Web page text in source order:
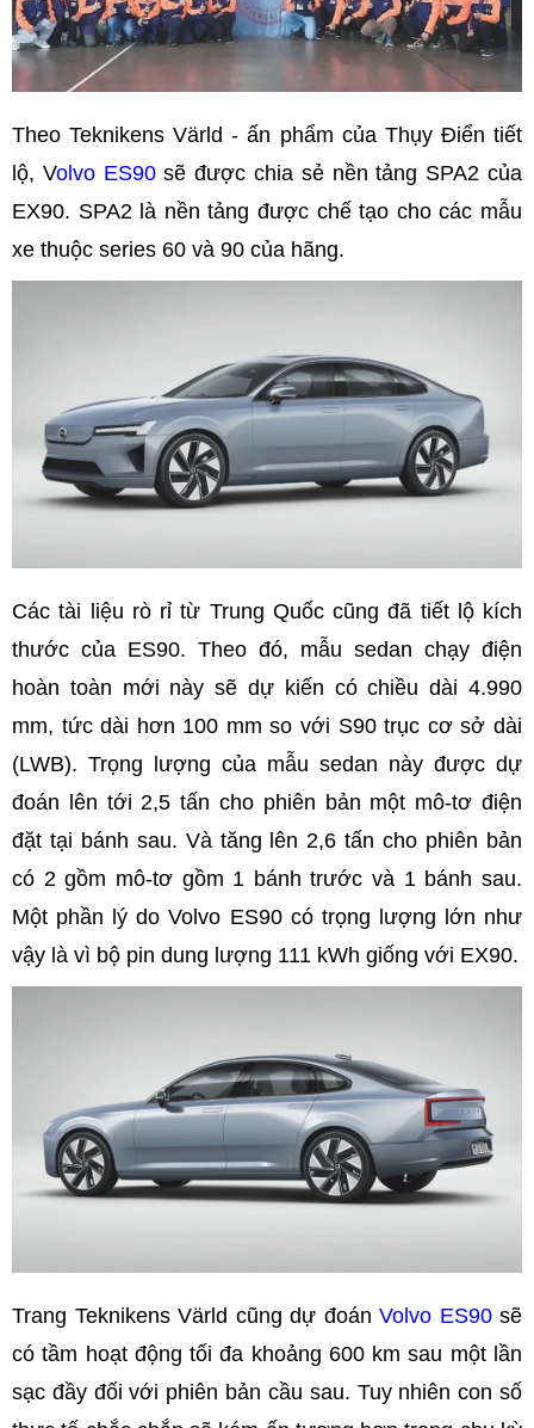
Theo Teknikens Värld - ấn phẩm của Thụy Điển tiết
lộ, Volvo ES90sẽ được chia sẻ nền tảng SPA2 của
EX90. SPA2 là nền tảng được chế tạo cho các mẫu
xe thuộc series 60 và 90 của hãng.
Các tài liệu rò rỉ từ Trung Quốc cũng đã tiết lộ kích
thước của ES90. Theo đó, mẫu sedan chạy điện
hoàn toàn mới này sẽ dự kiến có chiều dài 4.990
mm, tức dài hơn 100 mm so với S90 trục cơ sở dài
(LWB). Trọng lượng của mẫu sedan này được dự
đoán lên tới 2,5 tấn cho phiên bản một mô-tơ điện
đặt tại bánh sau. Và tăng lên 2,6 tấn cho phiên bản
có 2 gồm mô-tơ gồm 1 bánh trước và 1 bánh sau.
Một phần lý do Volvo ES90 có trọng lượng lớn như
vậy là vì bộ pin dung lượng 111 kWh giống với EX90.
Trang Teknikens Värld cũng dự đoán Volvo ES90sẽ
có tầm hoạt động tối đa khoảng 600 km sau một lần
sạc đầy đối với phiên bản cầu sau. Tuy nhiên con số